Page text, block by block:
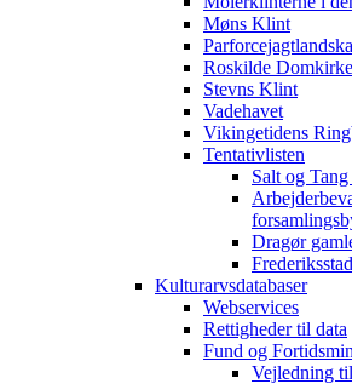
Møns Klint
Roskilde Domkirke
Stevns Klint
Vadehavet
Vikingetidens
Tentativlisten
Salt og
Dragør
Kulturarvsdatabaser
Webservices
Rettigheder til data
Fund og
Vejledning